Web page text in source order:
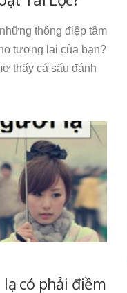
thông điệp tâm
tương lai của bạn?
thấy cá sấu đánh
có phải điềm